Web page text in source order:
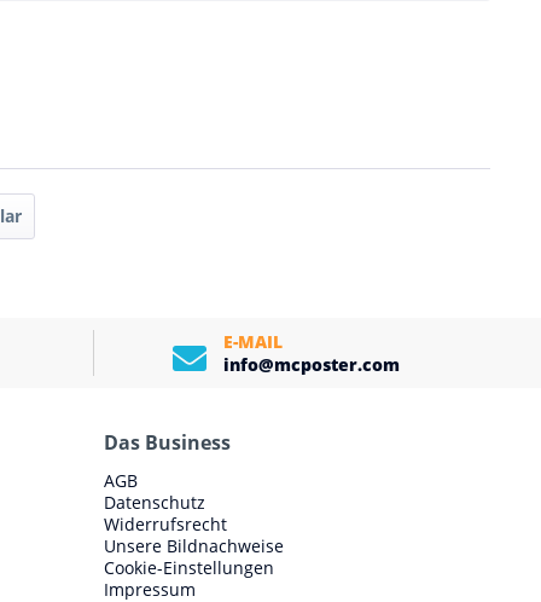
E-MAIL
info@mcposter.com
Das Business
AGB
Datenschutz
Widerrufsrecht
Unsere Bildnachweise
Cookie-Einstellungen
Impressum